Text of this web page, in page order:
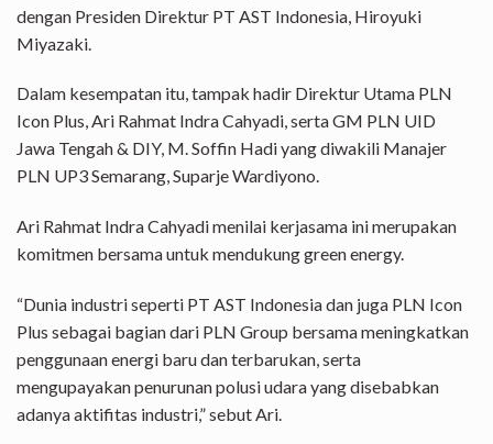
dengan Presiden Direktur PT AST Indonesia, Hiroyuki
Miyazaki.
Dalam kesempatan itu, tampak hadir Direktur Utama PLN
Icon Plus, Ari Rahmat Indra Cahyadi, serta GM PLN UID
Jawa Tengah & DIY, M. Soffin Hadi yang diwakili Manajer
PLN UP3 Semarang, Suparje Wardiyono.
Ari Rahmat Indra Cahyadi menilai kerjasama ini merupakan
komitmen bersama untuk mendukung green energy.
“Dunia industri seperti PT AST Indonesia dan juga PLN Icon
Plus sebagai bagian dari PLN Group bersama meningkatkan
penggunaan energi baru dan terbarukan, serta
mengupayakan penurunan polusi udara yang disebabkan
adanya aktifitas industri,” sebut Ari.